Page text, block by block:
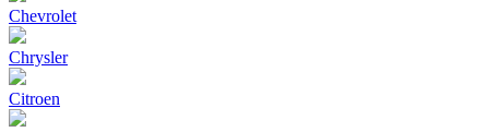
Chevrolet
Chrysler
Citroen